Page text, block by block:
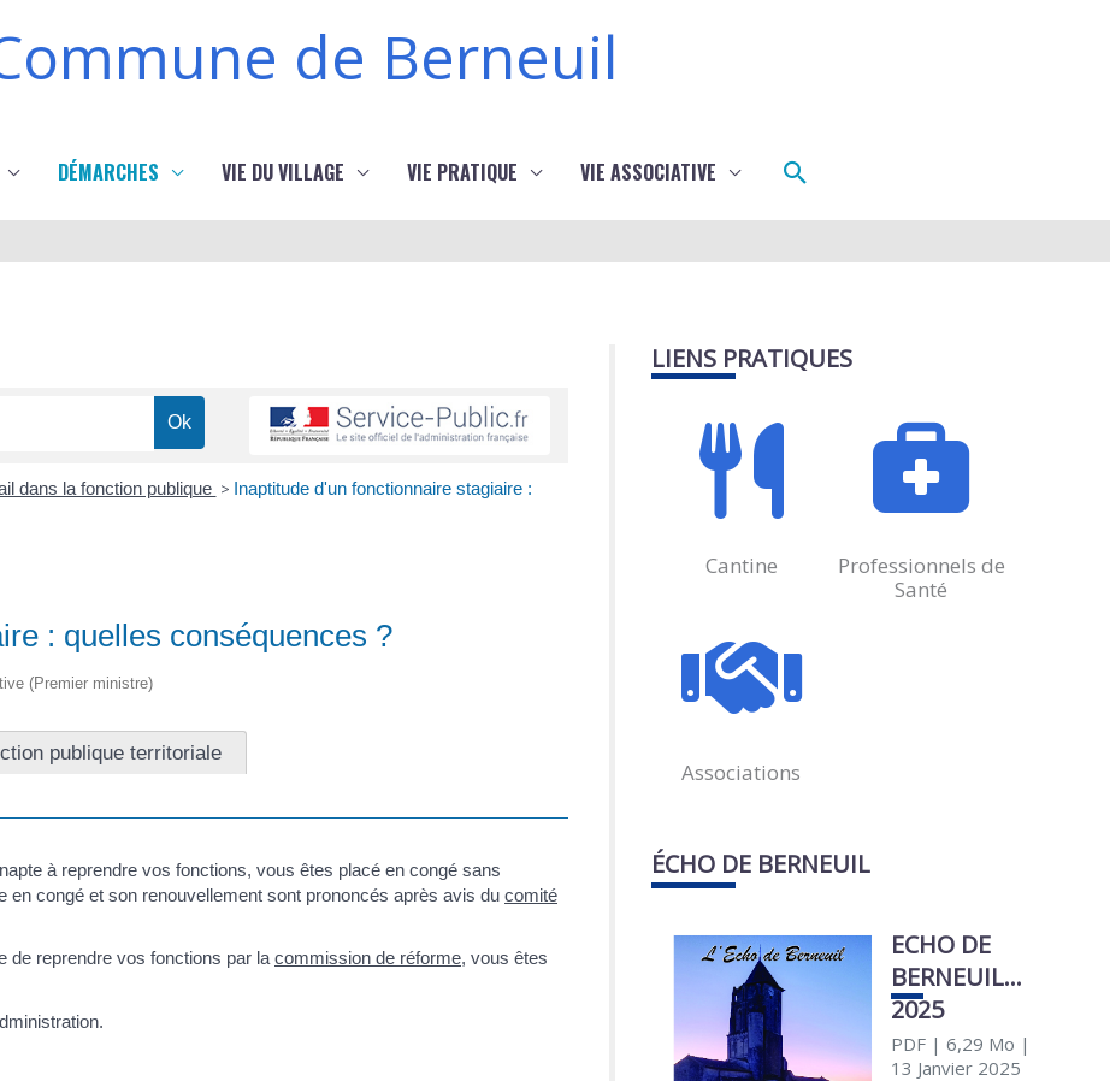
de Berneuil
DÉMARCHES VIE DU VILLAGE VIE PRATIQUE VIE ASSOCIATIVE Rechercher
dans la fonction publique > Inaptitude d'un fonctionnaire stagiaire :
: quelles conséquences ?
(Premier ministre)
publique territoriale
à reprendre vos fonctions, vous êtes placé en congé sans
congé et son renouvellement sont prononcés après avis du comité
de reprendre vos fonctions par la commission de réforme, vous êtes
LIENS PRATIQUES
Cantine
Professionnels de
Santé
Associations
ÉCHO DE BERNEUIL
ECHO DE
BERNEUIL
2025
PDF| 6,29 Mo |
13 Janvier 2025